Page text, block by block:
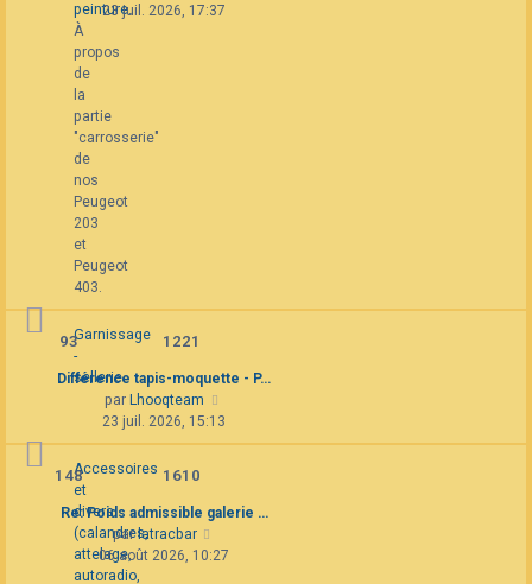
peinture.
À
propos
de
la
partie
"carrosserie"
de
nos
Peugeot
203
et
Peugeot
403.
le
23 juil. 2026, 17:37
Garnissage
-
sellerie.
93 1221
Différence tapis-moquette - P…
par Lhooqteam
le
dernier
23 juil. 2026, 15:13
Accessoires
et
divers
(calandres,
attelage,
autoradio,
148 1610
Re: Poids admissible galerie …
parlatracbar
le
06 août 2026, 10:27